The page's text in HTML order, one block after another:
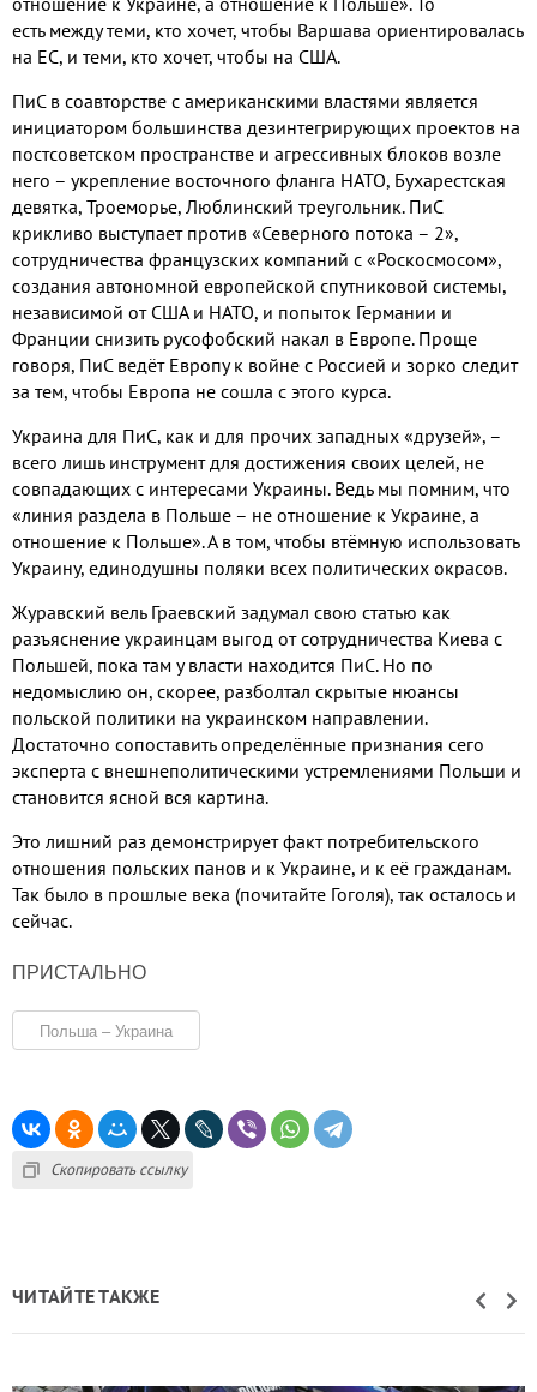
есть между теми, кто хочет, чтобы Варшава ориентировалась
на ЕС, и теми, кто хочет, чтобы на США.
ПиС в соавторстве с американскими властями является
инициатором большинства дезинтегрирующих проектов на
постсоветском пространстве и агрессивных блоков возле
него – укрепление восточного фланга НАТО, Бухарестская
девятка, Троеморье, Люблинский треугольник. ПиС
крикливо выступает против «Северного потока – 2»,
сотрудничества французских компаний с «Роскосмосом»,
создания автономной европейской спутниковой системы,
независимой от США и НАТО, и попыток Германии и
Франции снизить русофобский накал в Европе. Проще
говоря, ПиС ведёт Европу к войне с Россией и зорко следит
за тем, чтобы Европа не сошла с этого курса.
Украина для ПиС, как и для прочих западных «друзей», –
всего лишь инструмент для достижения своих целей, не
совпадающих с интересами Украины. Ведь мы помним, что
«линия раздела в Польше – не отношение к Украине, а
отношение к Польше». А в том, чтобы втёмную использовать
Украину, единодушны поляки всех политических окрасов.
Журавский вель Граевский задумал свою статью как
разъяснение украинцам выгод от сотрудничества Киева с
Польшей, пока там у власти находится ПиС. Но по
недомыслию он, скорее, разболтал скрытые нюансы
польской политики на украинском направлении.
Достаточно сопоставить определённые признания сего
эксперта с внешнеполитическими устремлениями Польши и
становится ясной вся картина.
Это лишний раз демонстрирует факт потребительского
отношения польских панов и к Украине, и к её гражданам.
Так было в прошлые века (почитайте Гоголя), так осталось и
сейчас.
ПРИСТАЛЬНО
Польша – Украина
Скопировать ссылку
ЧИТАЙТЕ ТАКЖЕ